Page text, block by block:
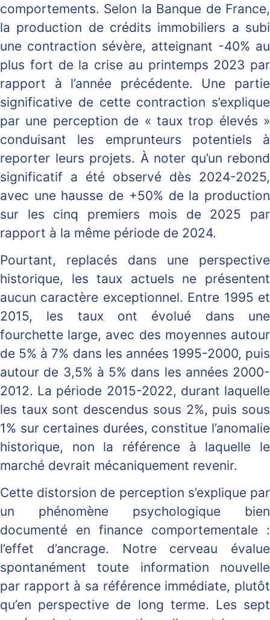
comportements. Selon la Banque de France,
la production de crédits immobiliers a subi
une contraction sévère, atteignant -40% au
plus fort de la crise au printemps 2023 par
rapport à l’année précédente. Une partie
significative de cette contraction s’explique
par une perception de « taux trop élevés »
conduisant les emprunteurs potentiels à
reporter leurs projets. À noter qu’un rebond
significatif a été observé dès 2024-2025,
avec une hausse de +50% de la production
sur les cinq premiers mois de 2025 par
rapport à la même période de 2024.
Pourtant, replacés dans une perspective
historique, les taux actuels ne présentent
aucun caractère exceptionnel. Entre 1995 et
2015, les taux ont évolué dans une
fourchette large, avec des moyennes autour
de 5% à 7% dans les années 1995-2000, puis
autour de 3,5% à 5% dans les années 2000-
2012. La période 2015-2022, durant laquelle
les taux sont descendus sous 2%, puis sous
1% sur certaines durées, constitue l’anomalie
historique, non la référence à laquelle le
marché devrait mécaniquement revenir.
Cette distorsion de perception s’explique par
un phénomène psychologique bien
documenté en finance comportementale :
l’effet d’ancrage. Notre cerveau évalue
spontanément toute information nouvelle
par rapport à sa référence immédiate, plutôt
qu’en perspective de long terme. Les sept